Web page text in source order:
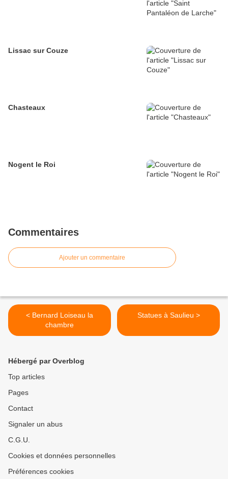
Lissac sur Couze
Chasteaux
Nogent le Roi
Commentaires
Ajouter un commentaire
< Bernard Loiseau la
chambre
Statues à Saulieu >
Hébergé par Overblog
Top articles
Pages
Contact
Signaler un abus
C.G.U.
Cookies et données personnelles
Préférences cookies